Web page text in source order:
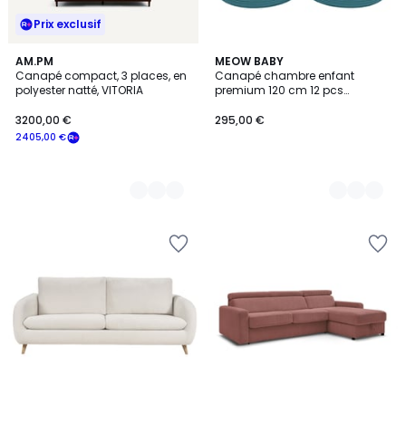
Prix exclusif
AM.PM
Canapé compact, 3 places, en
polyester natté, VITORIA
2405,00 €
3200,00 €
4
Couleurs
MEOW BABY
Canapé chambre enfant
premium 120 cm 12 pcs
295,00 €
5
Couleurs